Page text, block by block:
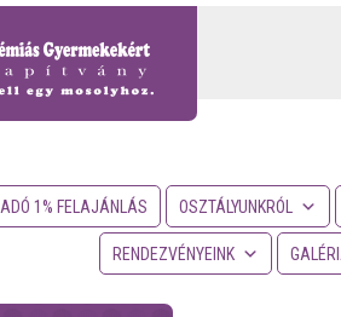
ADÓ 1% FELAJÁNLÁS OSZTÁLYUNKRÓL
RENDEZVÉNYEINK